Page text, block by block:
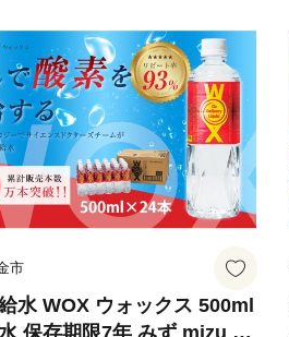
市
水 WOX ウォックス 500ml
保存期限7年 みず mizu 飲